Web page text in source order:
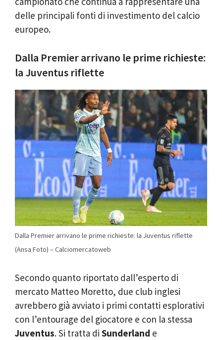
delle principali fonti di investimento del calcio
europeo.
Dalla Premier arrivano le prime richieste:
la Juventus riflette
Dalla Premier arrivano le prime richieste: la Juventus riflette
(Ansa Foto) – Calciomercatoweb
Secondo quanto riportato dall’esperto di
mercato Matteo Moretto, due club inglesi
avrebbero già avviato i primi contatti esplorativi
con l’entourage del giocatore e con la stessa
Juventus. Si tratta di Sunderland e